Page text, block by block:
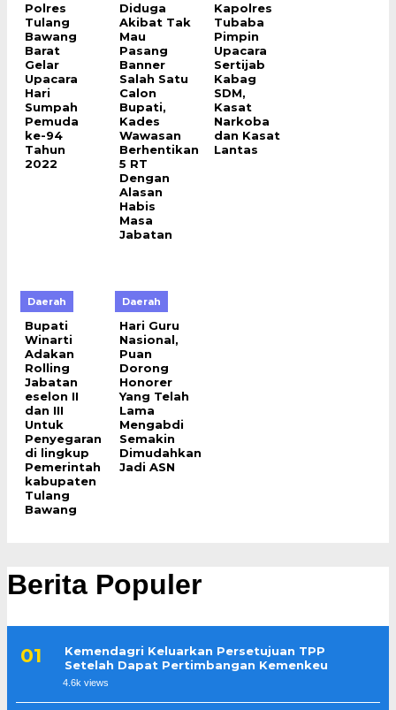
Polres
Tulang
Bawang
Barat
Gelar
Upacara
Hari
Sumpah
Pemuda
ke-94
Tahun
2022
Diduga
Akibat Tak
Mau
Pasang
Banner
Salah Satu
Calon
Bupati,
Kades
Wawasan
Berhentikan
5 RT
Dengan
Alasan
Habis
Masa
Jabatan
Kapolres
Tubaba
Pimpin
Upacara
Sertijab
Kabag
SDM,
Kasat
Narkoba
dan Kasat
Lantas
Daerah
Bupati
Winarti
Adakan
Rolling
Jabatan
eselon II
dan III
Untuk
Penyegaran
di lingkup
Pemerintah
kabupaten
Tulang
Bawang
Daerah
Hari Guru
Nasional,
Puan
Dorong
Honorer
Yang Telah
Lama
Mengabdi
Semakin
Dimudahkan
Jadi ASN
Berita Populer
Kemendagri Keluarkan Persetujuan TPP
Setelah Dapat Pertimbangan Kemenkeu
4.6k views